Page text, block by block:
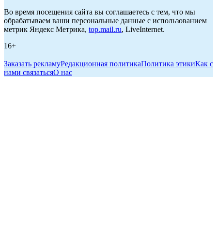
Во время посещения сайта вы соглашаетесь с тем, что мы
обрабатываем ваши персональные данные с использованием
метрик Яндекс Метрика, top.mail.ru, LiveInternet.
16+
Заказать рекламуРедакционная политикаПолитика этикиКак с
нами связатьсяО нас